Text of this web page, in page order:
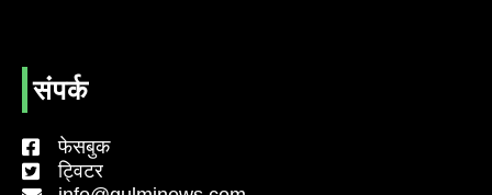
संपर्क
फेसबुक
ट्विटर